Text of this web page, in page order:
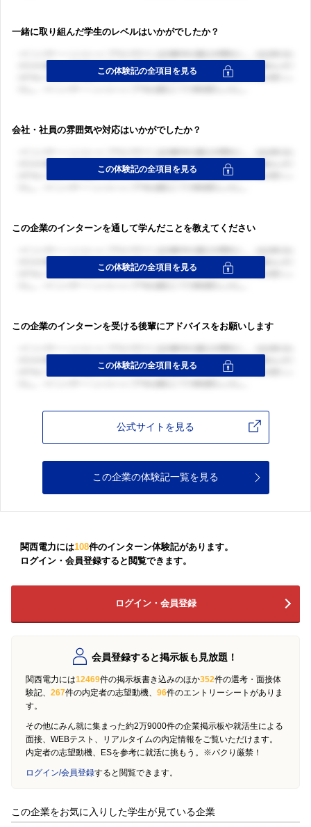
一緒に取り組んだ学生のレベルはいかがでしたか？
会社・社員の雰囲気や対応はいかがでしたか？
この企業のインターンを通して学んだことを教えてください
この企業のインターンを受ける後輩にアドバイスをお願いします
公式サイトを見る
この企業の体験記一覧を見る
関西電力には108件のインターン体験記があります。
ログイン・会員登録すると閲覧できます。
ログイン・会員登録
会員登録すると掲示板も見放題！
関西電力には12469件の掲示板書き込みのほか352件の選考・面接体
験記、 267件の内定者の志望動機、 96件のエントリーシートがありま
す。
その他にみん就に集まった約2万9000件の企業掲示板や就活生による
面接、WEBテスト、リアルタイムの内定情報をご覧いただけます。
内定者の志望動機、ESを参考に就活に挑もう。※パクり厳禁！
ログイン/会員登録すると閲覧できます。
この企業をお気に入りした学生が見ている企業
ログイン・会員登録